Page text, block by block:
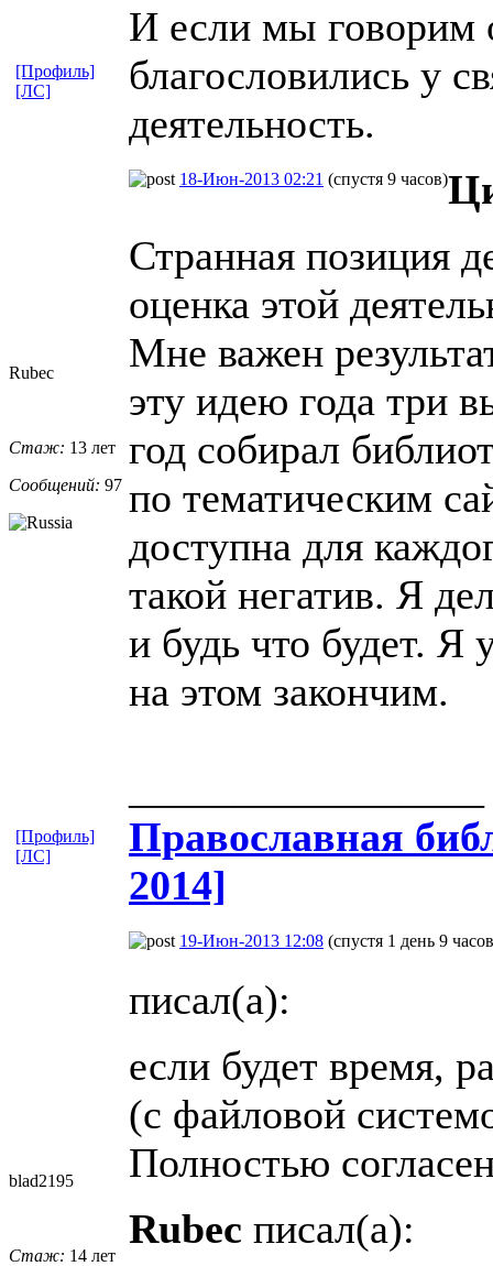
И если мы говорим
благословились у
деятельность.
[Профиль]
[ЛС]
Rubec
Стаж: 13 лет
Сообщений: 97
18-Июн-2013 02:21 (спустя 9 часов)
Странная позиция
оценка этой
Мне важен
эту идею года три
год собирал
по тематическим
доступна для
такой негатив. Я
и будь что будет. Я
на этом закончим.
Православная​
2014]
[Профиль]
[ЛС]
blad2195
Стаж: 14 лет
19-Июн-2013 12:08 (спустя 1 день 9
писал(а):
если будет время,
(с файловой
Полностью
Rubec писал(а):